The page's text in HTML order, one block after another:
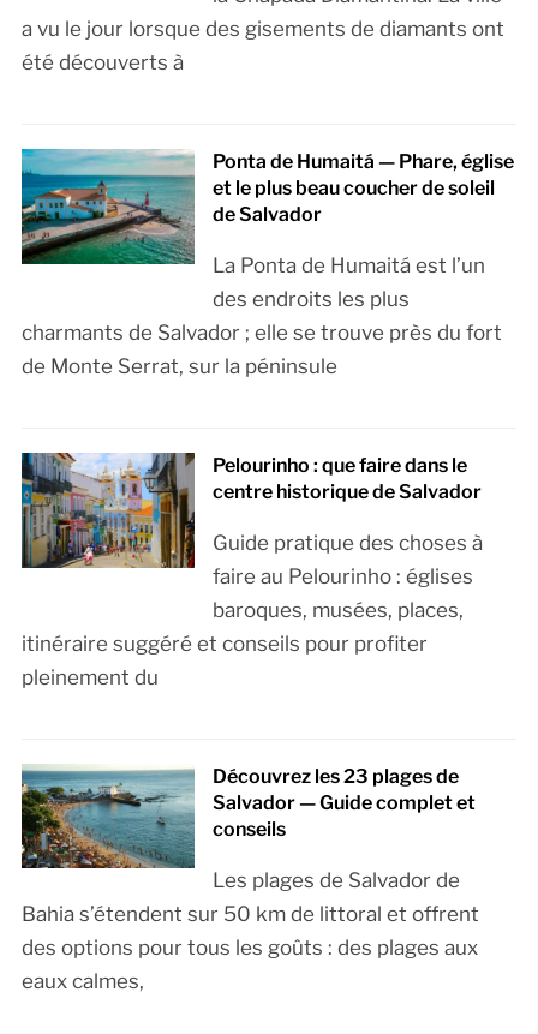
a vu le jour lorsque des gisements de diamants ont
été découverts à
Ponta de Humaitá — Phare, église
et le plus beau coucher de soleil
de Salvador
La Ponta de Humaitá est l’un
des endroits les plus
charmants de Salvador ; elle se trouve près du fort
de Monte Serrat, sur la péninsule
Pelourinho : que faire dans le
centre historique de Salvador
Guide pratique des choses à
faire au Pelourinho : églises
baroques, musées, places,
itinéraire suggéré et conseils pour profiter
pleinement du
Découvrez les 23 plages de
Salvador — Guide complet et
conseils
Les plages de Salvador de
Bahia s’étendent sur 50 km de littoral et offrent
des options pour tous les goûts : des plages aux
eaux calmes,